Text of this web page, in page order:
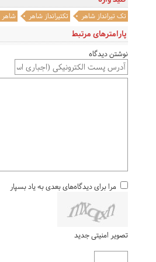
تک تیرانداز شاهر تکتیرانداز شاهر شاهر
پارامترهای مرتبط
نوشتن دیدگاه
مرا برای دیدگاه‌های بعدی به یاد بسپار
تصویر امنیتی جدید